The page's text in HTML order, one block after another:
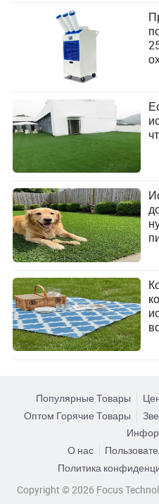
Популярные Товары
Оптом Горячие Товары
О нас
Политика
Copyright © 2026 Focus